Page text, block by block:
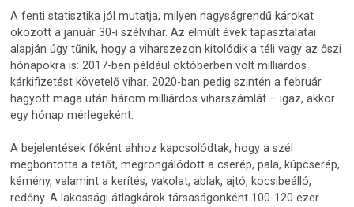
A fenti statisztika jól mutatja, milyen nagyságrendű károkat
okozott a január 30-i szélvihar. Az elmúlt évek tapasztalatai
alapján úgy tűnik, hogy a viharszezon kitolódik a téli vagy az őszi
hónapokra is: 2017-ben például októberben volt milliárdos
kárkifizetést követelő vihar. 2020-ban pedig szintén a február
hagyott maga után három milliárdos viharszámlát – igaz, akkor
egy hónap mérlegeként.
A bejelentések főként ahhoz kapcsolódtak, hogy a szél
megbontotta a tetőt, megrongálódott a cserép, pala, kúpcserép,
kémény, valamint a kerítés, vakolat, ablak, ajtó, kocsibeálló,
redőny. A lakossági átlagkárok társaságonként 100-120 ezer